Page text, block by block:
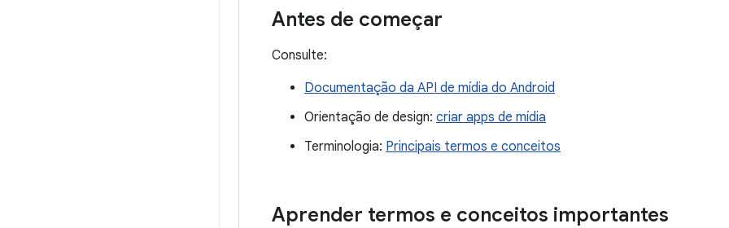
Antes de começar
Consulte:
Documentação da API de mídia do Android
Orientação de design: criar apps de mídia
Terminologia: Principais termos e conceitos
Aprender termos e conceitos importantes